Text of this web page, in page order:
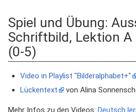
Spiel und Übung:
Schriftbild, Lektion A
(0-5)
Video in Playlist "Bilderalphabet+"
Lückentext
von Alina
Mehr Infos zu den Videos: Deutsch